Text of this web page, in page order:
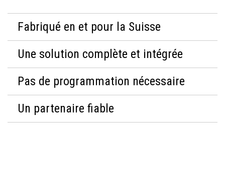
Fabriqué en et pour la Suisse
Une solution complète et intégrée
Pas de programmation nécessaire
Un partenaire fiable